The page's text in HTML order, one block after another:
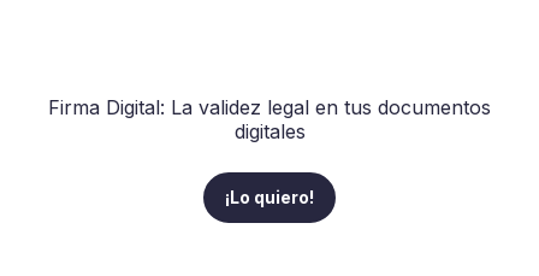
Firma Digital: La validez legal en tus documentos
digitales
¡Lo quiero!